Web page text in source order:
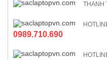
THANH
0989.710.690